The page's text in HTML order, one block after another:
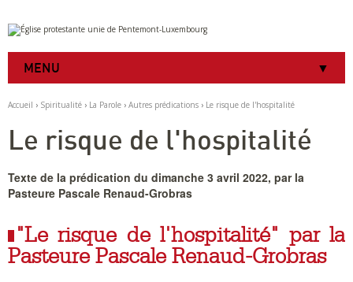
Aller
au
contenu.
à
navigation
Outils
personnels
MENU
Accueil › Spiritualité › La Parole › Autres prédications › Le risque de l'hospitalité
Le risque de l'hospitalité
Texte de la prédication du dimanche 3 avril 2022, par la
Pasteure Pascale Renaud-Grobras
"Le risque de l'hospitalité" par la
Pasteure Pascale Renaud-Grobras